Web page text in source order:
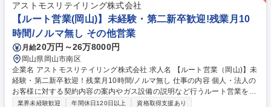
成約 ・カウンセリングに付随する提案資料の作成、および数値データの管
理 ・公式ＬIＮE等を活用した、患者様（親御様）からの問い合わせ返信
・将来的なメンバーの育成サポート、カウンセリングプロセスの改善 募集
職種 【富裕層向けコンサルティング】最先端の医療サービス/年休126日
アストモスリテイリング株式会社
【ルート営業(岡山)】未経験・第二新卒歓迎!残業月10
時間/ノルマ無し その他営業
月給20万円～26万8000円
岡山県岡山市南区
企業名 アストモスリテイリング株式会社 求人名 【ルート営業（岡山)】未
経験・第二新卒歓迎！残業月10時間/ノルマ無し 仕事の内容 個人・法人の
お客様に対する契約内容の案内やガス設備の説明など行うルート営業をお
任せします。未経験でも充実の教育体制で専門スキルの習得可能。※ガス
業界未経験歓迎 年間休日120日以上
資格取得支援あり